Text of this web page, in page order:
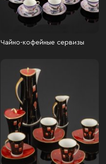
Чайно-кофейные сервизы